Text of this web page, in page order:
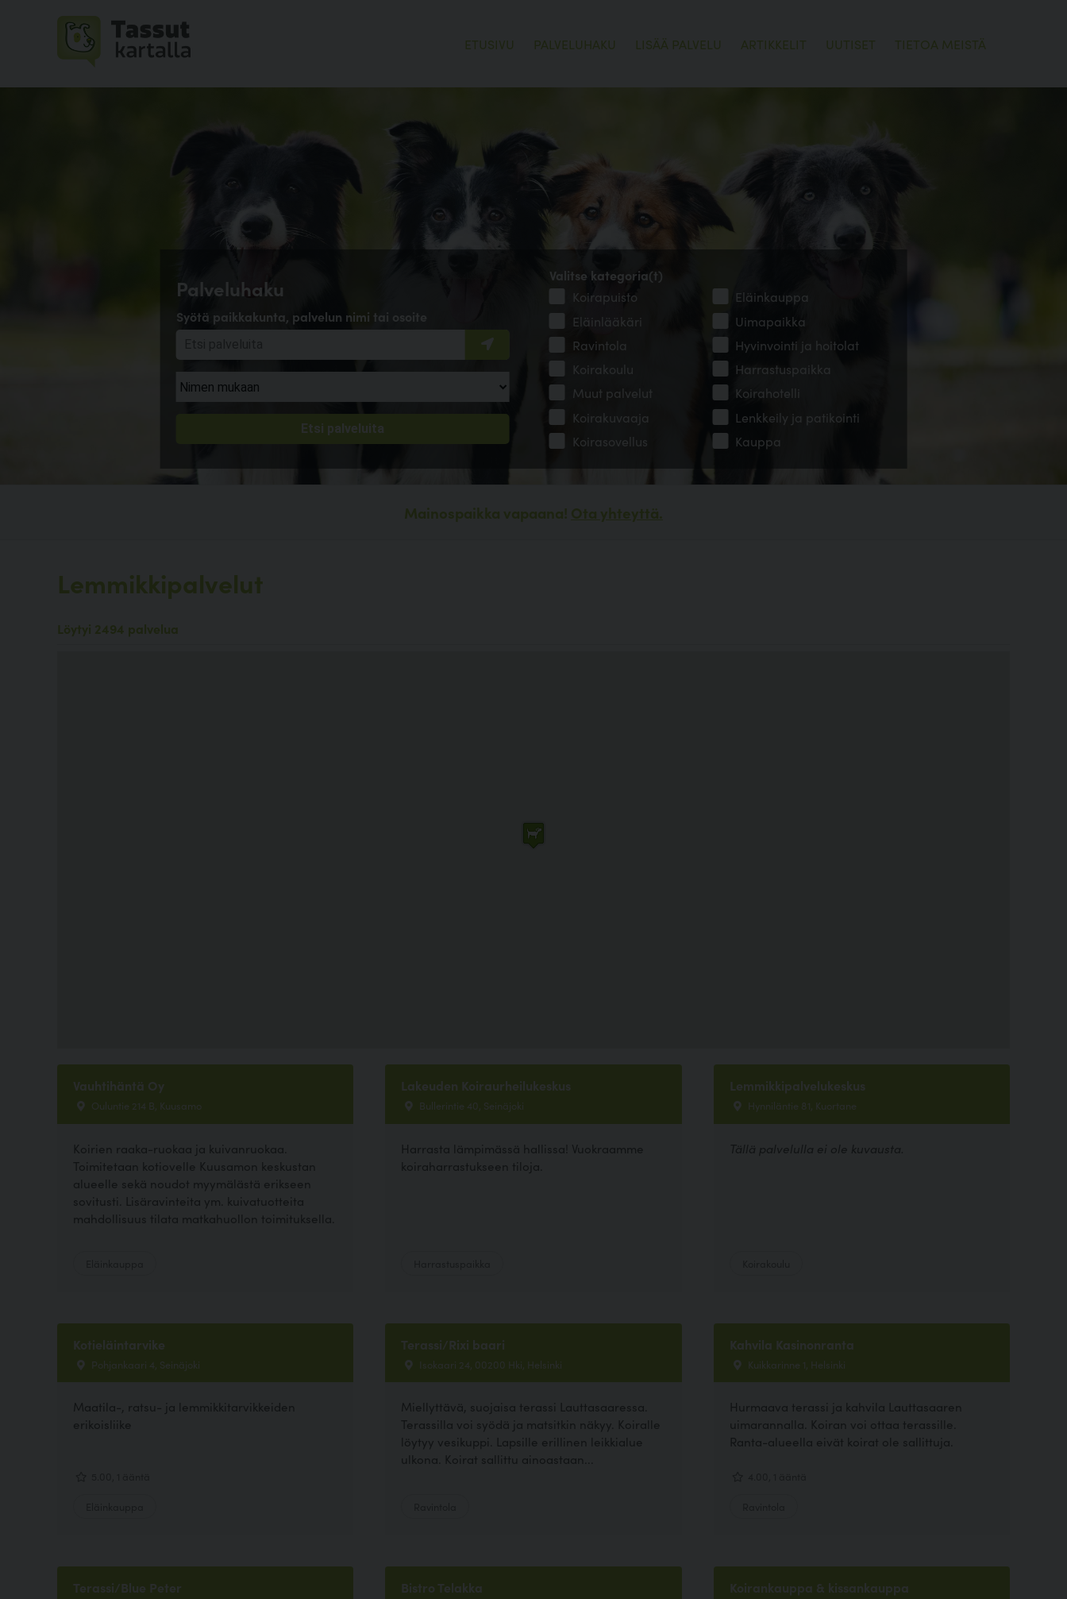
ETUSIVU PALVELUHAKU LISÄÄ PALVELU ARTIKKELIT UUTISET TIETOA MEISTÄ
Palveluhaku
Syötä paikkakunta, palvelun nimi tai osoite
Valitse kategoria(t)
Koirapuisto
Eläinkauppa
Eläinlääkäri
Uimapaikka
Ravintola
Hyvinvointi ja hoitolat
Koirakoulu
Harrastuspaikka
Muut palvelut
Koirahotelli
Koirakuvaaja
Lenkkeily ja patikointi
Koirasovellus
Kauppa
Mainospaikka vapaana! Ota yhteyttä.
Lemmikkipalvelut
Löytyi 2494 palvelua
Vauhtihäntä Oy
Ouluntie 214 B, Kuusamo
Koirien raaka-ruokaa ja kuivanruokaa.
Toimitetaan kotiovelle Kuusamon keskustan
alueelle sekä noudot myymälästä erikseen
sovitusti. Lisäravinteita ym. kuivatuotteita
mahdollisuus tilata matkahuollon toimituksella.
Lakeuden Koiraurheilukeskus
Bullerintie 40, Seinäjoki
Harrasta lämpimässä hallissa! Vuokraamme
koiraharrastukseen tiloja.
Lemmikkipalvelukeskus
Hynniläntie 81, Kuortane
Tällä palvelulla ei ole kuvausta.
Kotieläintarvike
Pohjankaari 4, Seinäjoki
Maatila-, ratsu- ja lemmikkitarvikkeiden
erikoisliike
Terassi/Rixi baari
Isokaari 24, 00200 Hki, Helsinki
Miellyttävä, suojaisa terassi Lauttasaaressa.
Terassilla voi syödä ja matsitkin näkyy. Koiralle
löytyy vesikuppi. Lapsille erillinen leikkialue
ulkona. Koirat sallittu ainoastaan...
Kahvila Kasinonranta
Kuikkarinne 1, Helsinki
Hurmaava terassi ja kahvila Lauttasaaren
uimarannalla. Koiran voi ottaa terassille.
Ranta-alueella eivät koirat ole sallittuja.
Terassi/Blue Peter Bistro Telakka Koirankauppa & kissankauppa